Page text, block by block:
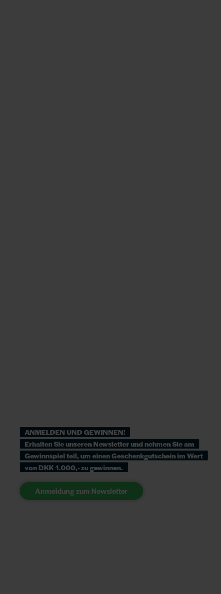
ANMELDEN UND GEWINNEN!
Erhalten Sie unseren Newsletter und nehmen Sie am
Gewinnspiel teil, um einen Geschenkgutschein im Wert
von DKK 1.000,- zu gewinnen.
Anmeldung zum Newsletter